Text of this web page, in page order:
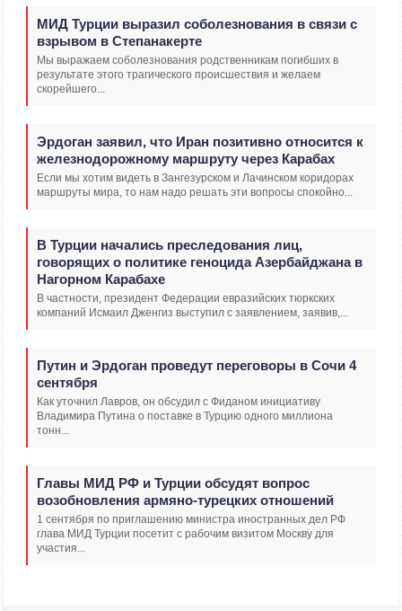
МИД Турции выразил соболезнования в связи с
взрывом в Степанакерте
Мы выражаем соболезнования родственникам погибших в
результате этого трагического происшествия и желаем
скорейшего...
Эрдоган заявил, что Иран позитивно относится к
железнодорожному маршруту через Карабах
Если мы хотим видеть в Зангезурском и Лачинском коридорах
маршруты мира, то нам надо решать эти вопросы спокойно...
В Турции начались преследования лиц,
говорящих о политике геноцида Азербайджана в
Нагорном Карабахе
В частности, президент Федерации евразийских тюркских
компаний Исмаил Дженгиз выступил с заявлением, заявив,...
Путин и Эрдоган проведут переговоры в Сочи 4
сентября
Как уточнил Лавров, он обсудил с Фиданом инициативу
Владимира Путина о поставке в Турцию одного миллиона
тонн...
Главы МИД РФ и Турции обсудят вопрос
возобновления армяно-турецких отношений
1 сентября по приглашению министра иностранных дел РФ
глава МИД Турции посетит с рабочим визитом Москву для
участия...